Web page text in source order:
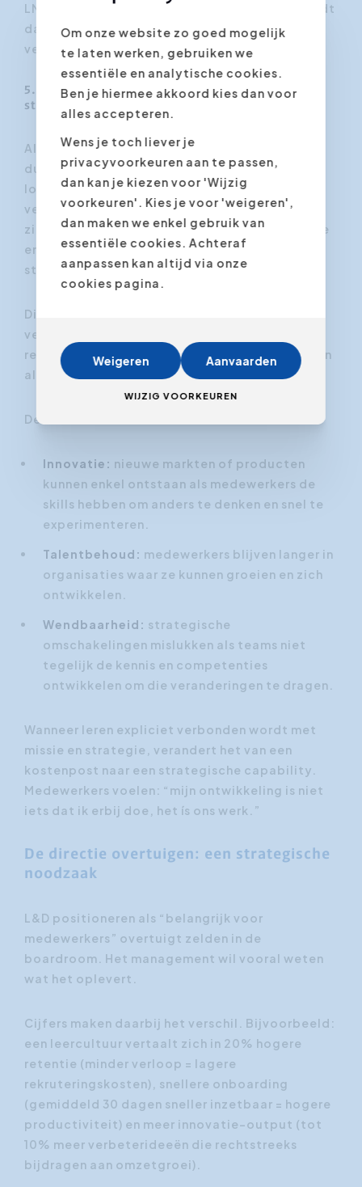
LMS, dan droogt de energie snel op. Leren wordt
dan niet gezien als een kans, maar als een
verplicht nummer.
5. Verankering leren in de missie, visie en
strategische doelstellingen
Als leren een “extraatje” blijft, wordt het nooit
duurzaam. Een leercultuur die leeft, staat niet
los van de business, maar is er integraal mee
verbonden. De meest succesvolle organisaties
zien leren expliciet als onderdeel van hun missie
en visie, én koppelen het rechtstreeks aan hun
strategische doelstellingen.
Dit gaat veel verder dan het klassieke ROI-
verhaal van “x euro in opleiding = y euro
rendement”. Het gaat erom L&D te positioneren
als de motor achter organisatiesucces.
Denk aan:
Innovatie: nieuwe markten of producten
kunnen enkel ontstaan als medewerkers de
skills hebben om anders te denken en snel te
experimenteren.
Talentbehoud: medewerkers blijven langer in
organisaties waar ze kunnen groeien en zich
ontwikkelen.
Wendbaarheid: strategische
omschakelingen mislukken als teams niet
tegelijk de kennis en competenties
ontwikkelen om die veranderingen te dragen.
Wanneer leren expliciet verbonden wordt met
missie en strategie, verandert het van een
kostenpost naar een strategische capability.
Medewerkers voelen: “mijn ontwikkeling is niet
iets dat ik erbij doe, het ís ons werk.”
De directie overtuigen: een strategische
noodzaak
L&D positioneren als “belangrijk voor
medewerkers” overtuigt zelden in de
boardroom. Het management wil vooral weten
wat het oplevert.
Cijfers maken daarbij het verschil. Bijvoorbeeld:
een leercultuur vertaalt zich in 20% hogere
retentie (minder verloop = lagere
rekruteringskosten), snellere onboarding
(gemiddeld 30 dagen sneller inzetbaar = hogere
productiviteit) en meer innovatie-output (tot
10% meer verbeterideeën die rechtstreeks
bijdragen aan omzetgroei).
Om onze website zo goed mogelijk
te laten werken, gebruiken we
essentiële en analytische cookies.
Ben je hiermee akkoord kies dan voor
alles accepteren.
Wens je toch liever je
privacyvoorkeuren aan te passen,
dan kan je kiezen voor 'Wijzig
voorkeuren'. Kies je voor 'weigeren',
dan maken we enkel gebruik van
essentiële cookies. Achteraf
aanpassen kan altijd via onze
cookies pagina.
Weigeren Aanvaarden
WIJZIG VOORKEUREN